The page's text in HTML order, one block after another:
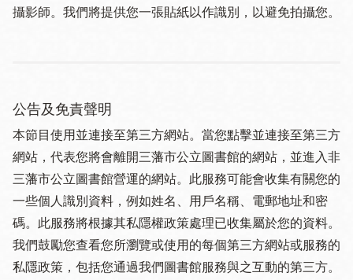
攝影師。我們將提供您一張貼紙以作識別，以避免拍攝您。
公告及免責聲明
本節目使用並連接至第三方網站。當您點擊並連接至第三方
網站，代表您將會離開三藩市公立圖書館的網站，並進入非
三藩市公立圖書館營運的網站。此服務可能會收集有關您的
一些個人識別資料，例如姓名、用戶名稱、電郵地址和密
碼。此服務將根據其私隱權政策處理已收集屬於您的資料。
我們鼓勵您查看您所瀏覽或使用的每個第三方網站或服務的
私隱政策，包括您通過我們圖書館服務與之互動的第三方。